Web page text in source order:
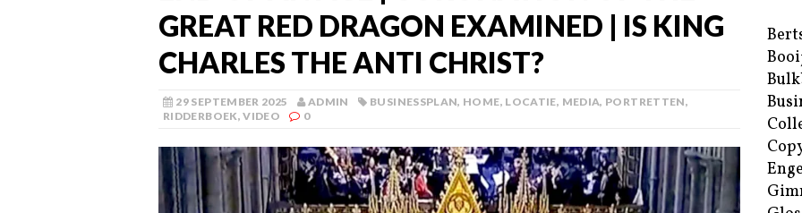
GREAT RED DRAGON EXAMINED | IS KING
CHARLES THE ANTI CHRIST?
29 SEPTEMBER 2025 ADMIN BUSINESSPLAN, HOME, LOCATIE, MEDIA, PORTRETTEN,
RIDDERBOEK,VIDEO 0